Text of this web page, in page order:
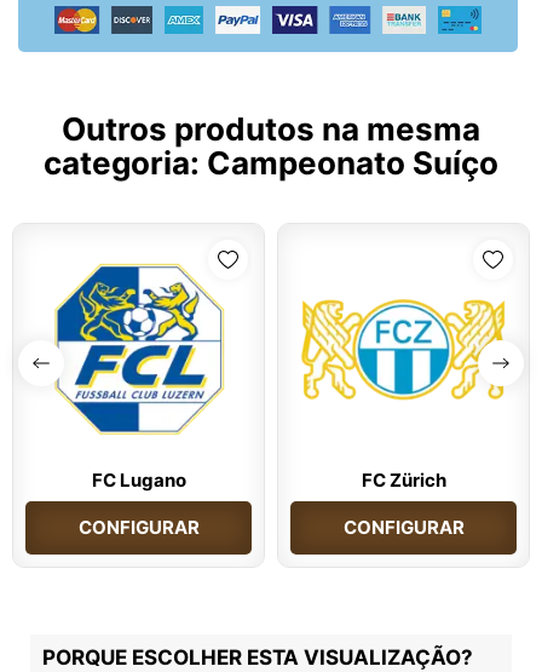
Outros produtos na mesma
categoria: Campeonato Suíço
FC Lugano
CONFIGURAR
FC Zürich
CONFIGURAR
PORQUE ESCOLHER ESTA VISUALIZAÇÃO?